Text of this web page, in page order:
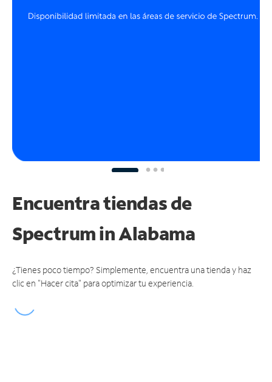
Encuentra tiendas de
Spectrumin Alabama
¿Tienes poco tiempo? Simplemente, encuentra una tienda y haz
clic en "Hacer cita" para optimizar tu experiencia.